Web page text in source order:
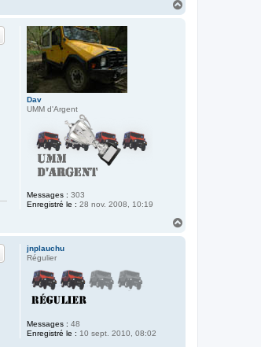
Dav
UMM d'Argent
Messages : 303
Enregistré le : 28 nov. 2008, 10:19
jnplauchu
Régulier
Messages : 48
Enregistré le : 10 sept. 2010, 08:02